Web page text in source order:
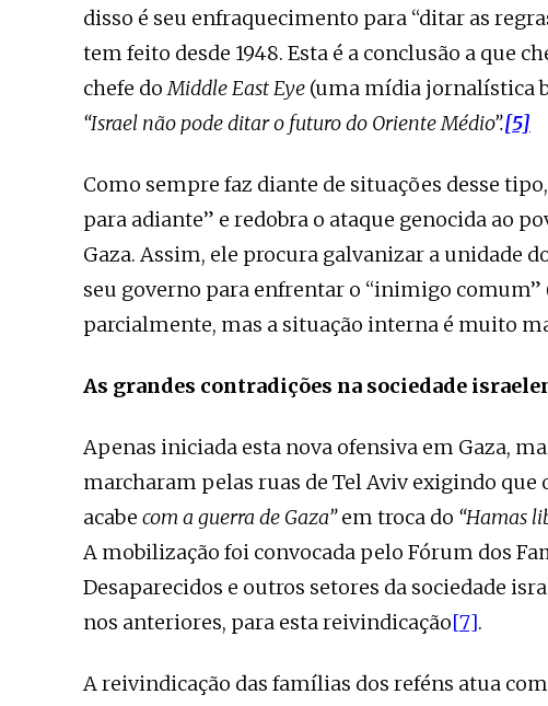
disso é seu enfraquecimento para “ditar as
tem feito desde 1948. Esta é a conclusão a que
chefe doMiddle East Eye (uma mídia jornalística
“Israel não pode ditar o futuro do Oriente Médio”.[5]
Como sempre faz diante de situações desse
para adiante” e redobra o ataque genocida ao
Gaza. Assim, ele procura galvanizar a unidade
seu governo para enfrentar o “inimigo comum”
parcialmente, mas a situação interna é muito
As grandes contradições na sociedade
Apenas iniciada esta nova ofensiva em Gaza,
marcharam pelas ruas de Tel Aviv exigindo que
acabe com a guerra de Gaza”em troca do “Hamas
A mobilização foi convocada pelo Fórum dos
Desaparecidos e outros setores da sociedade
nos anteriores, para esta reivindicação[7].
A reivindicação das famílias dos reféns atua